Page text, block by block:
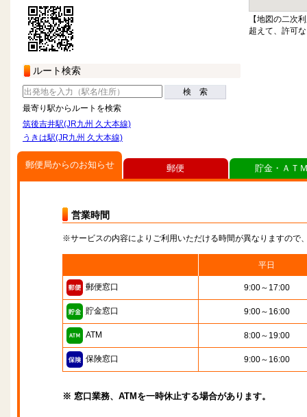
ルート検索
検 索
最寄り駅からルートを検索
筑後吉井駅(JR九州 久大本線)
うきは駅(JR九州 久大本線)
【地図の二次
超えて、許可
郵便局からのお知らせ
営業時間
※サービスの内容によりご利用いただける時間が異なりますので
平日
郵便窓口 9:00～17:00
貯金窓口 9:00～16:00
ATM 8:00～19:00
保険窓口 9:00～16:00
※ 窓口業務、ATMを一時休止する場合があります。
郵便 貯金・ＡＴ